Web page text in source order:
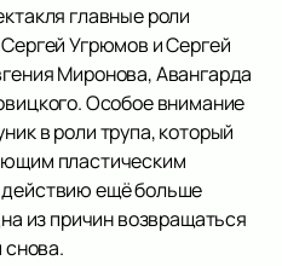
главные роли
Угрюмов и Сергей
Миронова, Авангарда
Особое внимание
в роли трупа, который
пластическим
ещё больше
из причин возвращаться
снова.